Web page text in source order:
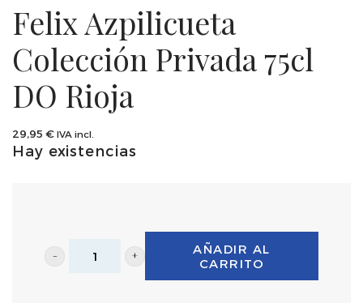
Felix Azpilicueta
Colección Privada 75cl
DO Rioja
29,95 € IVA incl.
Hay existencias
Felix
AÑADIR AL
CARRITO